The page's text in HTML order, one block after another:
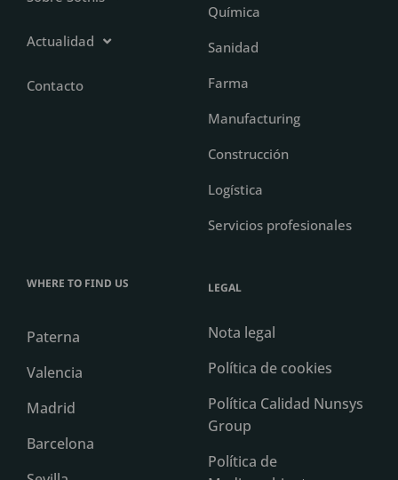
Actualidad
Contacto
Química
Sanidad
Farma
Manufacturing
Construcción
Logística
Servicios profesionales
WHERE TO FIND US
Paterna
Valencia
Madrid
Barcelona
LEGAL
Nota legal
Política de cookies
Política Calidad Nunsys
Group
Política de